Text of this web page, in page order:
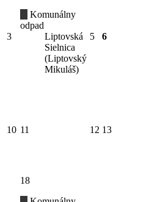
3
Komunálny
odpad
Liptovská
Sielnica
(Liptovský
Mikuláš)
5 6
10 11 12 13
18